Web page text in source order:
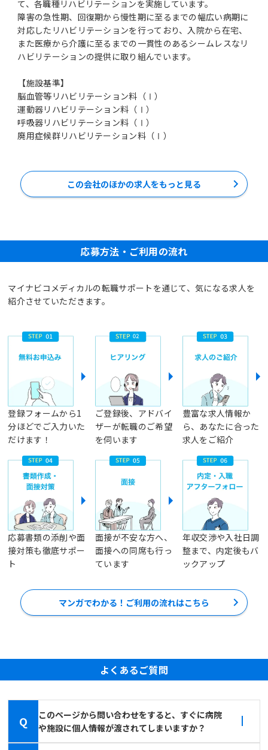
て、各職種リハビリテーションを実施しています。
障害の急性期、回復期から慢性期に至るまでの幅広い病期に
対応したリハビリテーションを行っており、入院から在宅、
また医療から介護に至るまでの一貫性のあるシームレスなリ
ハビリテーションの提供に取り組んでいます。
【施設基準】
脳血管等リハビリテーション料（Ⅰ）
運動器リハビリテーション料（Ⅰ）
呼吸器リハビリテーション料（Ⅰ）
廃用症候群リハビリテーション料（Ⅰ）
この会社のほかの求人をもっと見る
応募方法・ご利用の流れ
マイナビコメディカルの転職サポートを通じて、気になる求人を
紹介させていただきます。
登録フォームから1
分ほどでご入力いた
だけます！
ご登録後、アドバイ
ザーが転職のご希望
を伺います
豊富な求人情報か
ら、あなたに合った
求人をご紹介
応募書類の添削や面
接対策も徹底サポー
ト
面接が不安な方へ、
面接への同席も行っ
ています
年収交渉や入社日調
整まで、内定後もバ
ックアップ
マンガでわかる！ご利用の流れはこちら
よくあるご質問
Q
このページから問い合わせをすると、すぐに病院
や施設に個人情報が渡されてしまいますか？